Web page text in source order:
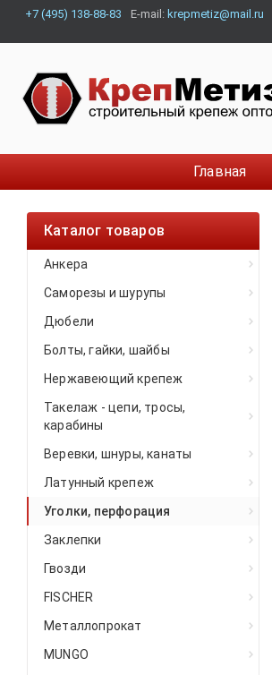
+7 (495) 138-88-83 E-mail: krepmetiz@mail.ru
Главная
Каталог товаров
Анкера
Саморезы и шурупы
Дюбели
Болты, гайки, шайбы
Нержавеющий крепеж
Такелаж - цепи, тросы,
карабины
Веревки, шнуры, канаты
Латунный крепеж
Уголки, перфорация
Заклепки
Гвозди
FISCHER
Металлопрокат
MUNGO